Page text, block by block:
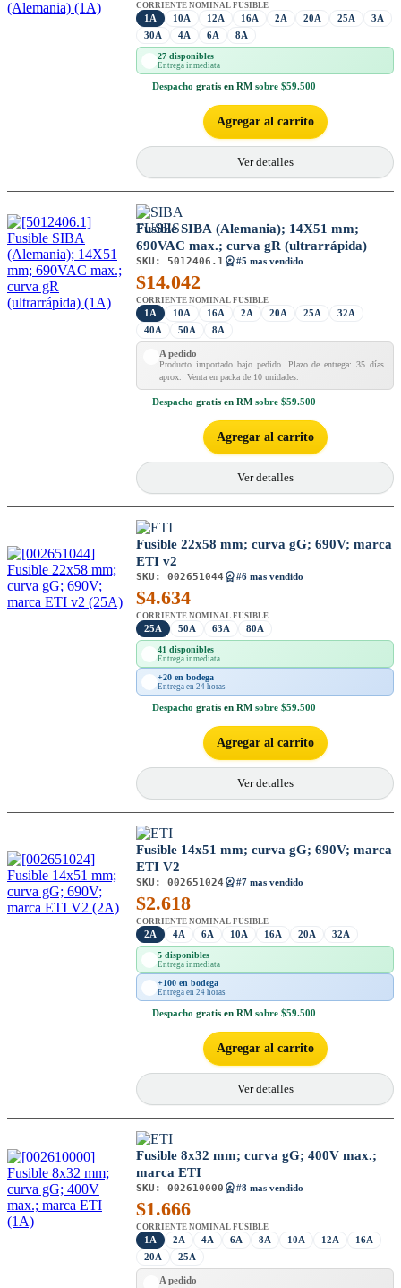
CORRIENTE NOMINAL FUSIBLE
1A 10A 12A 16A 2A 20A 25A
3A
30A
4A 6A 8A
27 disponibles
Entrega inmediata
Despacho gratis en RM sobre $59.500
Agregar al carrito
Ver detalles
Fusible SIBA (Alemania); 14X51 mm;
690VAC max.; curva gR (ultrarrápida)
SKU: 5012406.1 #5 mas vendido
$14.042
CORRIENTE NOMINAL FUSIBLE
1A 10A 16A 2A 20A 25A
32A
40A
50A 8A
A pedido
Producto importado bajo pedido. Plazo de entrega: 35 días
aprox. Venta en packa de 10 unidades.
Despacho gratis en RM sobre $59.500
Agregar al carrito
Ver detalles
Fusible 22x58 mm; curva gG; 690V; marca
ETI v2
SKU: 002651044 #6 mas vendido
$4.634
CORRIENTE NOMINAL FUSIBLE
25A 50A 63A 80A
41 disponibles
Entrega inmediata
+20 en bodega
Entrega en 24 horas
Despacho gratis en RM sobre $59.500
Agregar al carrito
Ver detalles
Fusible 14x51 mm; curva gG; 690V; marca
ETI V2
SKU: 002651024 #7 mas vendido
$2.618
CORRIENTE NOMINAL FUSIBLE
2A 4A 6A 10A 16A 20A 32A
5 disponibles
Entrega inmediata
+100 en bodega
Entrega en 24 horas
Despacho gratis en RM sobre $59.500
Agregar al carrito
Ver detalles
Fusible 8x32 mm; curva gG; 400V max.;
marca ETI
SKU: 002610000 #8 mas vendido
$1.666
CORRIENTE NOMINAL FUSIBLE
1A 2A 4A 6A 8A 10A 12A
16A
20A
25A
A pedido